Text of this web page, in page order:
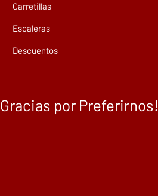
Carretillas
Escaleras
Descuentos
Gracias por Preferirnos!